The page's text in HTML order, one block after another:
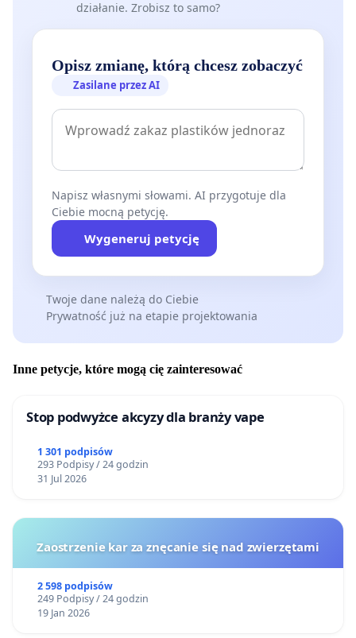
działanie. Zrobisz to samo?
Opisz zmianę, którą chcesz zobaczyć
Zasilane przez AI
Napisz własnymi słowami. AI przygotuje dla
Ciebie mocną petycję.
Wygeneruj petycję
Twoje dane należą do Ciebie
Prywatność już na etapie projektowania
Inne petycje, które mogą cię zainteresować
Stop podwyżce akcyzy dla branży vape
1 301 podpisów
293 Podpisy / 24 godzin
31 Jul 2026
Zaostrzenie kar za znęcanie się nad zwierzętami
2 598 podpisów
249 Podpisy / 24 godzin
19 Jan 2026